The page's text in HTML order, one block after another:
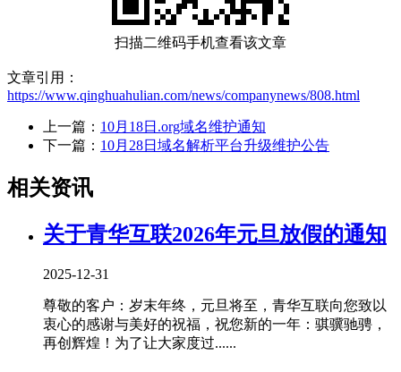
扫描二维码手机查看该文章
文章引用：
https://www.qinghuahulian.com/news/companynews/808.html
上一篇： 10月18日.org域名维护通知
下一篇： 10月28日域名解析平台升级维护公告
相关资讯
关于青华互联2026年元旦放假的通知
2025-12-31
尊敬的客户：岁末年终，元旦将至，青华互联向您致以
衷心的感谢与美好的祝福，祝您新的一年：骐骥驰骋，
再创辉煌！为了让大家度过......